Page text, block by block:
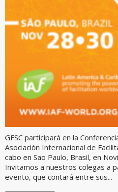
GFSC participará en la
Asociación Internacional de
cabo en Sao Paulo, Brasil, en
Invitamos a nuestros colegas a
evento, que contará entre sus...